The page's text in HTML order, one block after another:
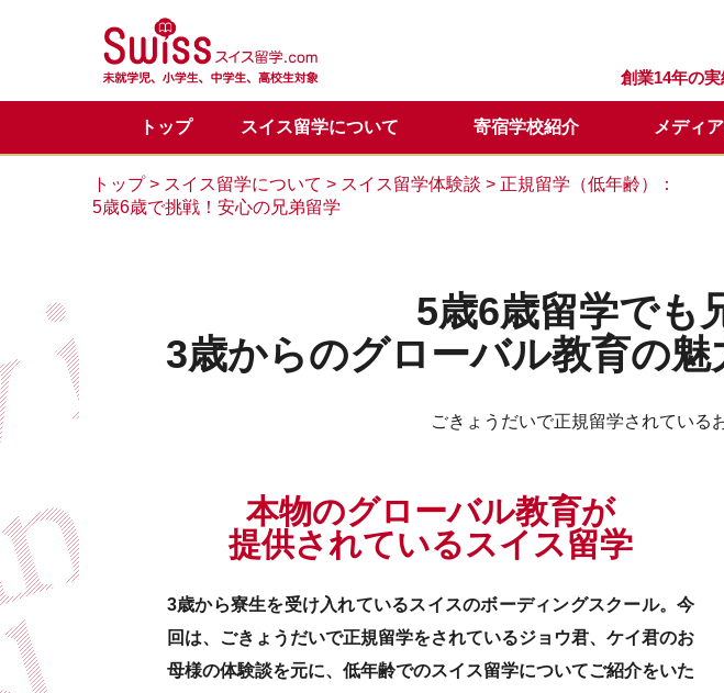
創業14年の
トップ スイス留学について
スイス留学の魅力 目的別留学プログラム
寄宿学校紹介
正規留学 サマースクール
メディ
メディア掲載一覧
代表からのご挨拶 スイス留学.comが選ばれる理由
正規留学Q&A サマースクールQ&A
お問い合わせ カウンセリング
トップ> スイス留学について > スイス留学体験談 > 正規留学（低年齢）：
5歳6歳で挑戦！安心の兄弟留学
5歳6歳留学でも
3歳からのグローバル教育の
ごきょうだいで正規留学されている
本物のグローバル教育が
提供されているスイス留学
3歳から寮生を受け入れているスイスのボーディングスクール。今
回は、ごきょうだいで正規留学をされているジョウ君、ケイ君のお
母様の体験談を元に、低年齢でのスイス留学についてご紹介をいた